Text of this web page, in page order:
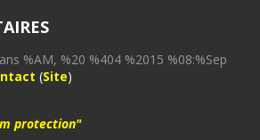
%AM, %20 %404 %2015 %08:%Sep
(Site)
protection"